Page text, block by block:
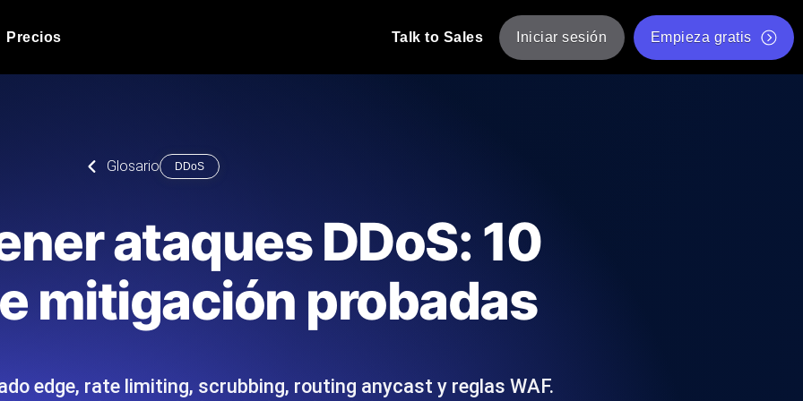
tecnológico.
los scripts JMeter o k6,
el informe.
Sondas always-on de uptime y rendimiento desde 25+ ubicaciones.
Detecta caídas antes que tus usuarios.
del sitio web Monitoree sus APIs
Blog de producto
Leer más en el blog
Comparisons Blog
Leer más en el blog
Comprobador de estado de API
Lista de herramientas web gratuitas
Precios Talk to Sales Iniciar sesión Empieza gratis
Glosario DDoS
ataques DDoS: 10
mitigación probadas
edge, rate limiting, scrubbing, routing anycast y reglas WAF.